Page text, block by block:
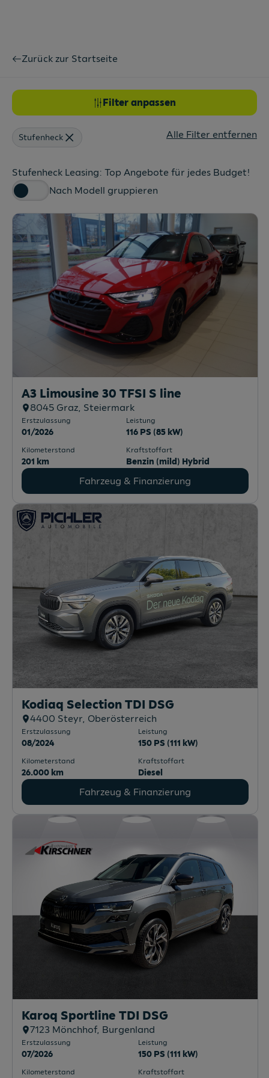
Zurück zur Startseite
Filter anpassen
Stufenheck Alle Filter entfernen
Stufenheck Leasing: Top Angebote für jedes Budget!
Nach Modell gruppieren
A3 Limousine 30 TFSI S line
8045 Graz, Steiermark
Erstzulassung
01/2026
Leistung
116 PS (85 kW)
Kilometerstand
201 km
Kraftstoffart
Benzin (mild) Hybrid
Fahrzeug & Finanzierung
Kodiaq Selection TDI DSG
4400 Steyr, Oberösterreich
Erstzulassung
08/2024
Leistung
150 PS (111 kW)
Kilometerstand
26.000 km
Kraftstoffart
Diesel
Fahrzeug & Finanzierung
Karoq Sportline TDI DSG
7123 Mönchhof, Burgenland
Erstzulassung
07/2026
Leistung
150 PS (111 kW)
Kilometerstand Kraftstoffart